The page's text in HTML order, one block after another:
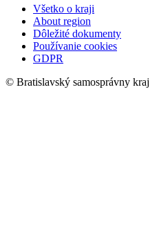
Všetko o kraji
About region
Dôležité dokumenty
Používanie cookies
GDPR
© Bratislavský samosprávny kraj